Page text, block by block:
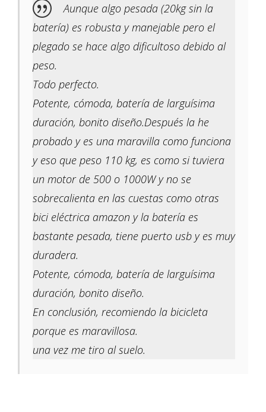
Aunque algo pesada (20kg sin la
batería) es robusta y manejable pero el
plegado se hace algo dificultoso debido al
peso.
Todo perfecto.
Potente, cómoda, batería de larguísima
duración, bonito diseño.Después la he
probado y es una maravilla como funciona
y eso que peso 110 kg, es como si tuviera
un motor de 500 o 1000W y no se
sobrecalienta en las cuestas como otras
bici eléctrica amazon y la batería es
bastante pesada, tiene puerto usb y es muy
duradera.
Potente, cómoda, batería de larguísima
duración, bonito diseño.
En conclusión, recomiendo la bicicleta
porque es maravillosa.
una vez me tiro al suelo.